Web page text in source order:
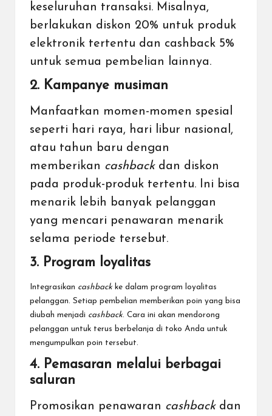
keseluruhan transaksi. Misalnya,
berlakukan diskon 20% untuk produk
elektronik tertentu dan cashback 5%
untuk semua pembelian lainnya.
2. Kampanye musiman
Manfaatkan momen-momen spesial
seperti hari raya, hari libur nasional,
atau tahun baru dengan
memberikan cashbackdan diskon
pada produk-produk tertentu. Ini bisa
menarik lebih banyak pelanggan
yang mencari penawaran menarik
selama periode tersebut.
3. Program loyalitas
Integrasikan cashback ke dalam program loyalitas
pelanggan. Setiap pembelian memberikan poin yang bisa
diubah menjadi cashback. Cara ini akan mendorong
pelanggan untuk terus berbelanja di toko Anda untuk
mengumpulkan poin tersebut.
4. Pemasaran melalui berbagai
saluran
Promosikan penawaran cashbackdan